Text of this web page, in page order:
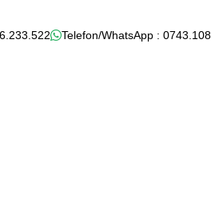
Telefon/WhatsApp :